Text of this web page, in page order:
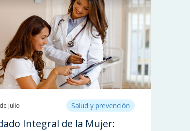
julio Salud y prevención
Integral de la Mujer: